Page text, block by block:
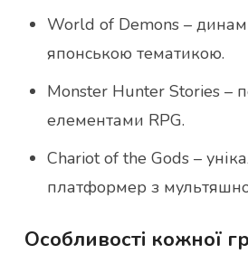
World of Demons –
японською тематикою.
Monster Hunter Stories –
елементами RPG.
Chariot of the Gods –
платформер з
Особливості кожної